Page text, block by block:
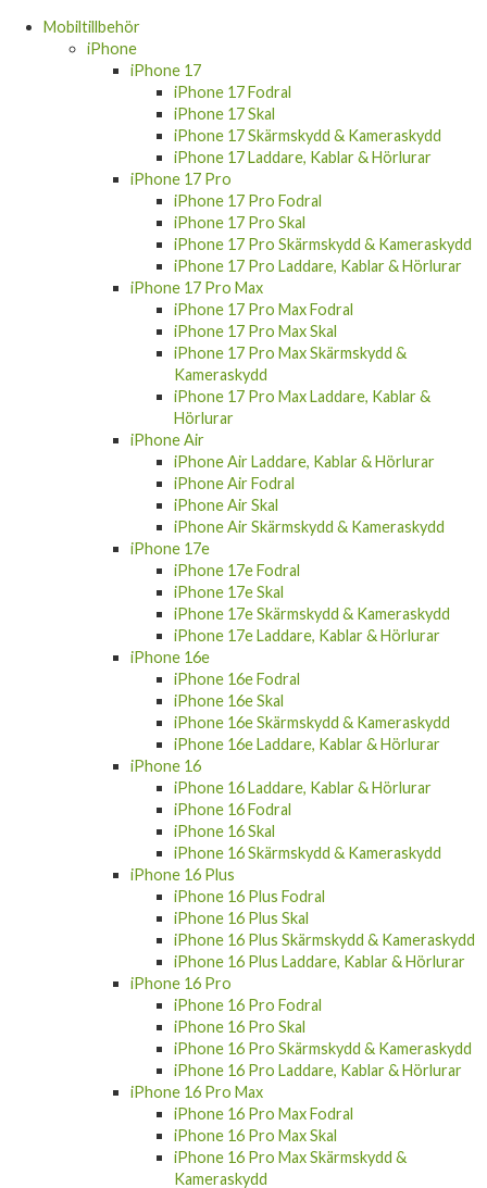
Mobiltillbehör
iPhone
iPhone 17
iPhone 17 Fodral
iPhone 17 Skal
iPhone 17 Skärmskydd & Kameraskydd
iPhone 17 Laddare, Kablar & Hörlurar
iPhone 17 Pro
iPhone 17 Pro Fodral
iPhone 17 Pro Skal
iPhone 17 Pro Skärmskydd & Kameraskydd
iPhone 17 Pro Laddare, Kablar & Hörlurar
iPhone 17 Pro Max
iPhone 17 Pro Max Fodral
iPhone 17 Pro Max Skal
iPhone 17 Pro Max Skärmskydd &
Kameraskydd
iPhone 17 Pro Max Laddare, Kablar &
Hörlurar
iPhone Air
iPhone Air Laddare, Kablar & Hörlurar
iPhone Air Fodral
iPhone Air Skal
iPhone Air Skärmskydd & Kameraskydd
iPhone 17e
iPhone 17e Fodral
iPhone 17e Skal
iPhone 17e Skärmskydd & Kameraskydd
iPhone 17e Laddare, Kablar & Hörlurar
iPhone 16e
iPhone 16e Fodral
iPhone 16e Skal
iPhone 16e Skärmskydd & Kameraskydd
iPhone 16e Laddare, Kablar & Hörlurar
iPhone 16
iPhone 16 Laddare, Kablar & Hörlurar
iPhone 16 Fodral
iPhone 16 Skal
iPhone 16 Skärmskydd & Kameraskydd
iPhone 16 Plus
iPhone 16 Plus Fodral
iPhone 16 Plus Skal
iPhone 16 Plus Skärmskydd & Kameraskydd
iPhone 16 Plus Laddare, Kablar & Hörlurar
iPhone 16 Pro
iPhone 16 Pro Fodral
iPhone 16 Pro Skal
iPhone 16 Pro Skärmskydd & Kameraskydd
iPhone 16 Pro Laddare, Kablar & Hörlurar
iPhone 16 Pro Max
iPhone 16 Pro Max Fodral
iPhone 16 Pro Max Skal
iPhone 16 Pro Max Skärmskydd &
Kameraskydd